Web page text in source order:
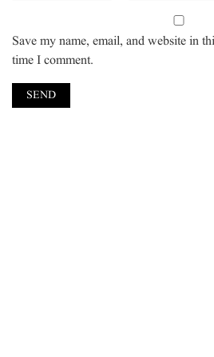
Save my name, email, and website in
time I comment.